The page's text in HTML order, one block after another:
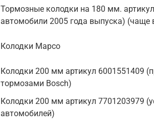
Тормозные колодки на 180 мм.
автомобили 2005 года выпуска) (чаще
Колодки Mapco
Колодки 200 мм артикул 6001551409
тормозами Bosch)
Колодки 200 мм артикул 7701203979
автомобилей)